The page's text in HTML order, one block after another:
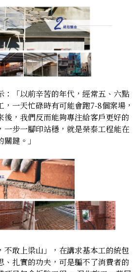
：「以前辛苦的年代，經常五、六點
一天忙碌時有可能會跑7-8個案場，
後，我們反而能夠專注給客戶更好的
一步一腳印站穩，就是榮泰工程能在
鍵。」
不敢上梁山」，在講求基本工的統包
、扎實的功夫，可是騙不了消費者的